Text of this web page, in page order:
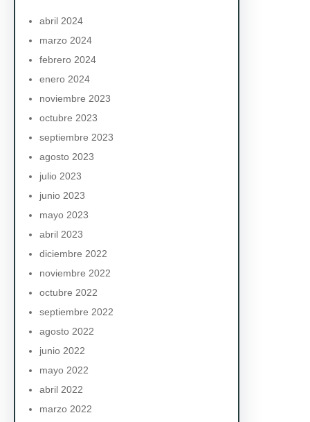
h
abril 2024
marzo 2024
febrero 2024
enero 2024
noviembre 2023
octubre 2023
septiembre 2023
agosto 2023
julio 2023
junio 2023
mayo 2023
abril 2023
diciembre 2022
noviembre 2022
octubre 2022
septiembre 2022
agosto 2022
junio 2022
mayo 2022
abril 2022
marzo 2022